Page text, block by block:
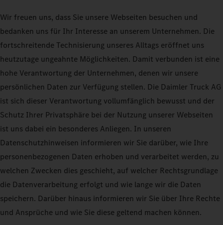
Wir freuen uns, dass Sie unsere Webseiten besuchen und
bedanken uns für Ihr Interesse an unserem Unternehmen. Die
fortschreitende Technisierung unseres Alltags eröffnet uns
heutzutage ungeahnte Möglichkeiten. Damit verbunden ist eine
hohe Verantwortung der Unternehmen, denen wir unsere
persönlichen Daten zur Verfügung stellen. Die Daimler Truck AG
ist sich dieser Verantwortung vollumfänglich bewusst und der
Schutz Ihrer Privatsphäre bei der Nutzung unserer Webseiten
ist uns dabei ein besonderes Anliegen. In unseren
Datenschutzhinweisen informieren wir Sie darüber, wie Ihre
personenbezogenen Daten erhoben und verarbeitet werden, zu
welchen Zwecken dies geschieht, auf welcher Rechtsgrundlage
die Datenverarbeitung erfolgt und wie lange wir die Daten
speichern. Darüber hinaus informieren wir Sie über Ihre Rechte
und Ansprüche und wie Sie diese geltend machen können.